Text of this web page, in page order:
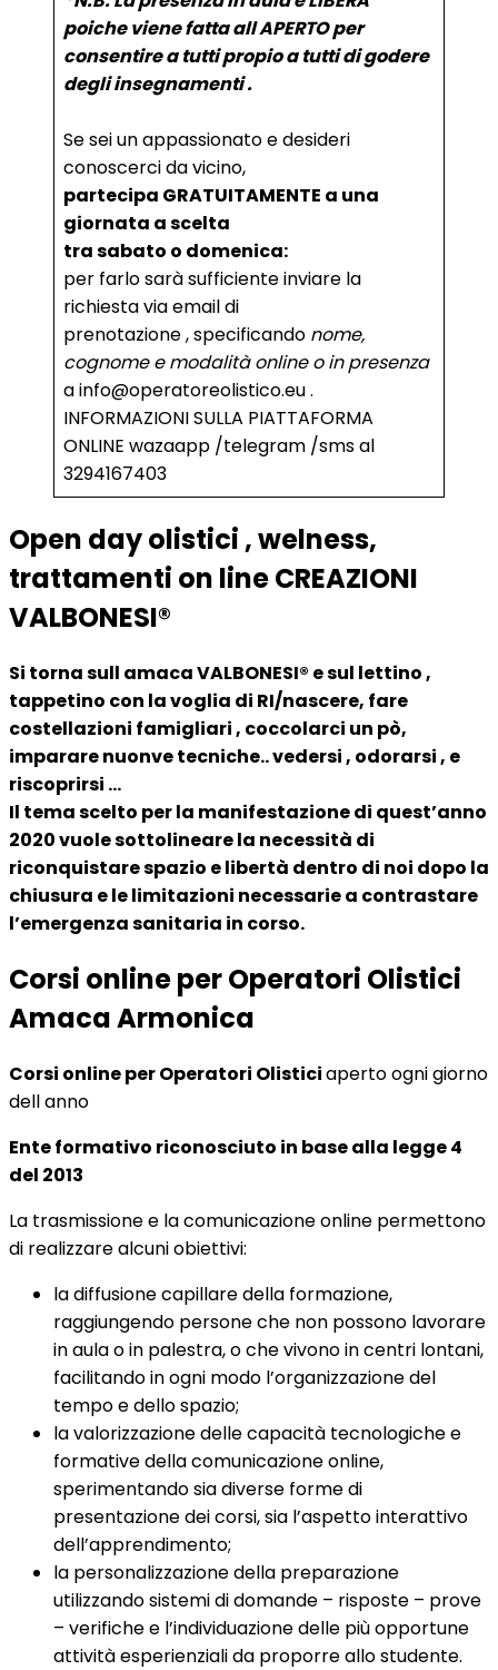
poiche viene fatta all APERTO per
consentire a tutti propio a tutti di godere
degli insegnamenti .
Se sei un appassionato e desideri
conoscerci da vicino,
partecipa GRATUITAMENTE a una
giornata a scelta
tra sabato o domenica:
per farlo sarà sufficiente inviare la
richiesta via email di
prenotazione , specificando nome,
cognome e modalità online o in presenza
a info@operatoreolistico.eu .
INFORMAZIONI SULLA PIATTAFORMA
ONLINE wazaapp /telegram /sms al
3294167403
Open day olistici , welness,
trattamenti on line CREAZIONI
VALBONESI®
Si torna sull amaca VALBONESI® e sul lettino ,
tappetino con la voglia di RI/nascere, fare
costellazioni famigliari , coccolarci un pò,
imparare nuonve tecniche.. vedersi , odorarsi , e
riscoprirsi …
Il tema scelto per la manifestazione di quest’anno
2020 vuole sottolineare la necessità di
riconquistare spazio e libertà dentro di noi dopo la
chiusura e le limitazioni necessarie a contrastare
l’emergenza sanitaria in corso.
Corsi online per Operatori Olistici
Amaca Armonica
Corsi online per Operatori Olisticiaperto ogni giorno
dell anno
Ente formativo riconosciuto in base alla legge 4
del 2013
La trasmissione e la comunicazione online permettono
di realizzare alcuni obiettivi:
la diffusione capillare della formazione,
raggiungendo persone che non possono lavorare
in aula o in palestra, o che vivono in centri lontani,
facilitando in ogni modo l’organizzazione del
tempo e dello spazio;
la valorizzazione delle capacità tecnologiche e
formative della comunicazione online,
sperimentando sia diverse forme di
presentazione dei corsi, sia l’aspetto interattivo
dell’apprendimento;
la personalizzazione della preparazione
utilizzando sistemi di domande – risposte – prove
– verifiche e l’individuazione delle più opportune
attività esperienziali da proporre allo studente.